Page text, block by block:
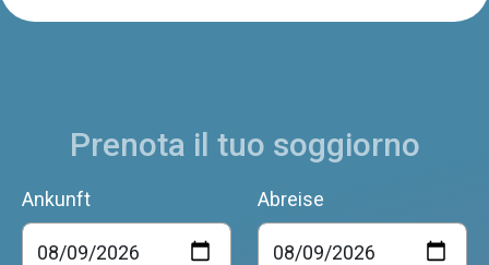
Prenota il tuo soggiorno
Ankunft Abreise